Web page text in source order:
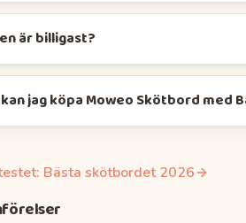
är billigast?
jag köpa Moweo Skötbord med
Bästa skötbordet 2026